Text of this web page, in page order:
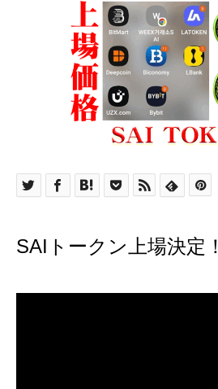
SAIトークン上場決定！